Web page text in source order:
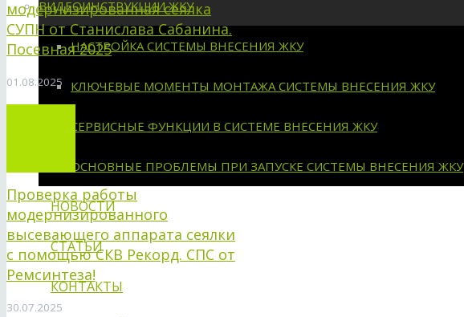
ВИДЕОИНСТРУКЦИИ ЖКУ
НАСТРОЙКА СИСТЕМЫ ВНЕСЕНИЯ ЖКУ
КЛЮЧЕВЫЕ МОМЕНТЫ МОНТАЖА СИСТЕМЫ ВНЕСЕНИЯ ЖКУ
СЕРВИСНЫЕ ФУНКЦИИ В СИСТЕМЕ ВНЕСЕНИЯ ЖКУ
ОСНОВНЫЕ ПРОБЛЕМЫ ПРИ ЗАПУСКЕ СИСТЕМЫ ВНЕСЕНИЯ ЖКУ
НОВОСТИ
СТАТЬИ
КОНТАКТЫ
модернизированная сеялка
СУПН от Станислава Сабанина.
Посевная 2025
01.08.2025
Проверка работы
модернизированного
высевающего аппарата сеялки
с помощью СКВ Рекорд. СПС от
Ремсинтеза!
30.07.2025